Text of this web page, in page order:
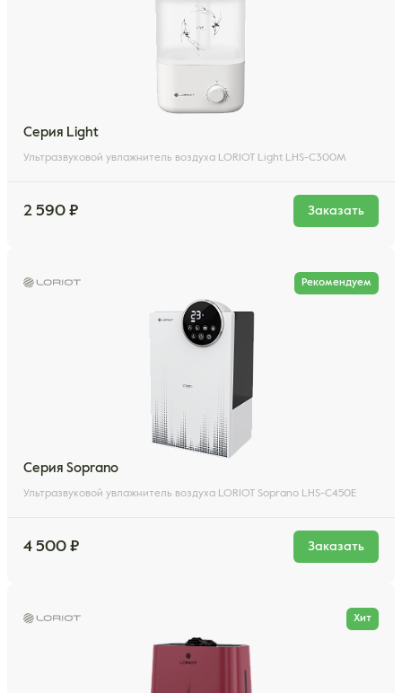
Серия Light
Ультразвуковой увлажнитель воздуха LORIOT Light LHS-C300M
2 590 ₽ Заказать
Рекомендуем
Серия Soprano
Ультразвуковой увлажнитель воздуха LORIOT Soprano LHS-C450E
4 500 ₽ Заказать
Хит